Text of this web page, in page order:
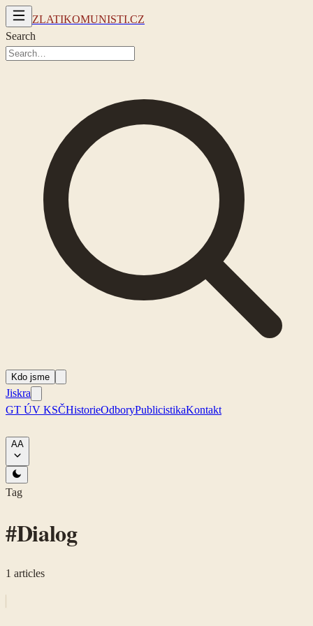
ZLATIKOMUNISTI.CZ
Search
Kdo jsme
Jiskra
GT ÚV KSČHistorieOdboryPublicistikaKontakt
AA
Tag
#Dialog
1 articles